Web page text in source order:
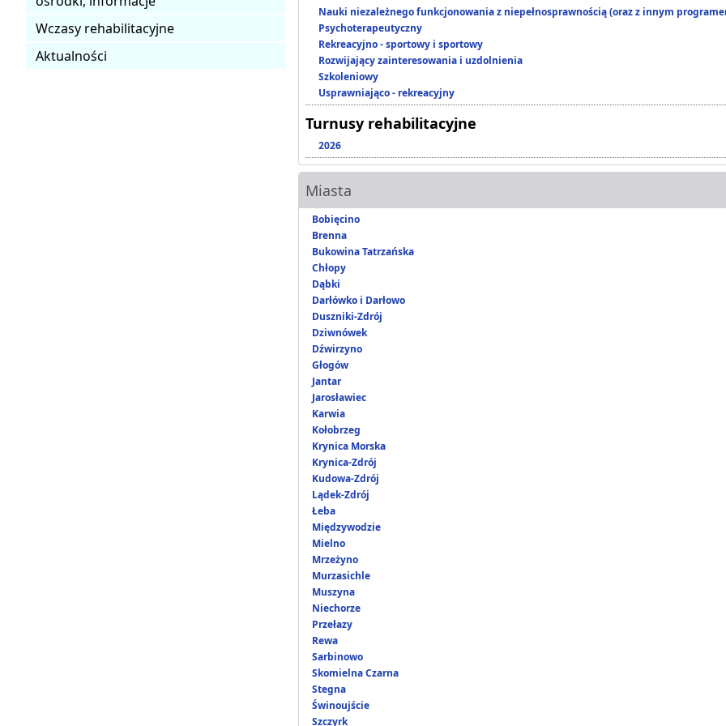
Wczasy rehabilitacyjne
Aktualności
Nauki niezależnego funkcjonowania z niepełnosprawnością (oraz z innym
Psychoterapeutyczny
Rekreacyjno - sportowy i sportowy
Rozwijający zainteresowania i uzdolnienia
Szkoleniowy
Usprawniająco - rekreacyjny
Turnusy rehabilitacyjne
2026
Miasta
Bobięcino
Brenna
Bukowina Tatrzańska
Chłopy
Dąbki
Darłówko i Darłowo
Duszniki-Zdrój
Dziwnówek
Dźwirzyno
Głogów
Jantar
Jarosławiec
Karwia
Kołobrzeg
Krynica Morska
Krynica-Zdrój
Kudowa-Zdrój
Lądek-Zdrój
Łeba
Międzywodzie
Mielno
Mrzeżyno
Murzasichle
Muszyna
Niechorze
Przełazy
Rewa
Sarbinowo
Skomielna Czarna
Stegna
Świnoujście
Szczyrk